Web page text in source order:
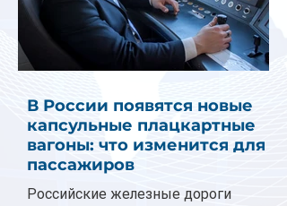
В России появятся новые
капсульные плацкартные
вагоны: что изменится для
пассажиров
Российские железные дороги